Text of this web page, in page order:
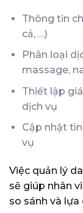
Thông tin
cả, …)
Phân loại
massage,
Thiết lập
dịch vụ
Cập nhật
vụ
Việc quản lý
sẽ giúp nhân
so sánh và lựa